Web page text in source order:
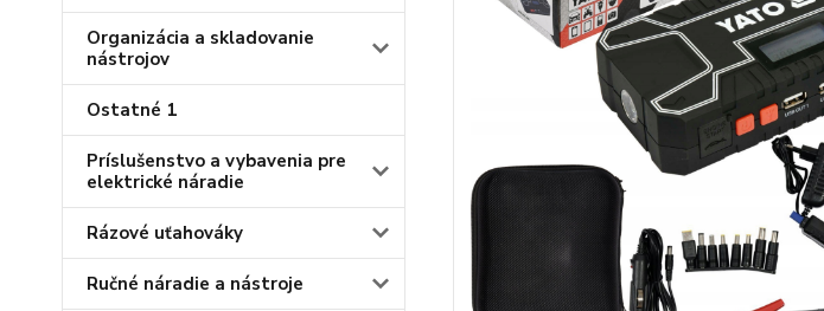
Organizácia a skladovanie
nástrojov
Ostatné 1
Príslušenstvo a vybavenia pre
elektrické náradie
Rázové uťahováky
Ručné náradie a nástroje